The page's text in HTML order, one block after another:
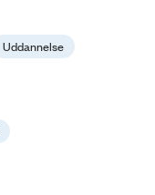
Uddannelse